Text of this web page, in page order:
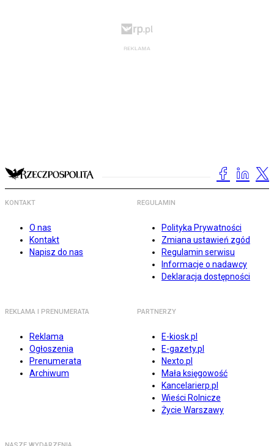
KONTAKT
O nas
Kontakt
Napisz do nas
REGULAMIN
Polityka Prywatności
Zmiana ustawień zgód
Regulamin serwisu
Informacje o nadawcy
Deklaracja dostępności
REKLAMA I PRENUMERATA
Reklama
Ogłoszenia
Prenumerata
Archiwum
PARTNERZY
E-kiosk.pl
E-gazety.pl
Nexto.pl
Mała księgowość
Kancelarierp.pl
Wieści Rolnicze
Życie Warszawy